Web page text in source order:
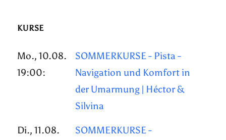
KURSE
Mo., 10.08.
19:00:
SOMMERKURSE - Pista -
Navigation und Komfort in
der Umarmung | Héctor &
Silvina
Di., 11.08.
SOMMERKURSE -